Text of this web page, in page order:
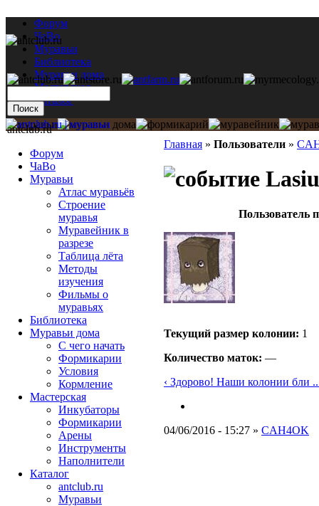
Форум
ЧаВо
Муравьи
Библиотека
Муравьи дома
Мастерская
Каталог
Главная » Пользователи »
Пользователь
Текущий размер кoлонии: 1
Количество маток: —
‹ Здорово! Наши колонии бли
04/06/2016 - 15:27 » CAH4OK
antclub.ru
Форум
ЧаВо
Муравьи
Атлас муравьёв
Строение
муравья
Муравейник в
разрезе
Таблица лёта
Методы
изучения
Фильмы о
муравьях
Библиотека
Муравьи дома
С чего начать
Формикарии
Условия
Кормление
Мастерская
Инкубаторы
Формикарии
Арены
Инструменты
Наполнители
Каталог
antclub.ru
Муравьи